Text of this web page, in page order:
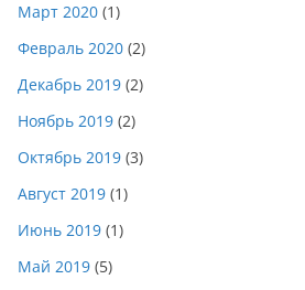
Март 2020 (1)
Февраль 2020 (2)
Декабрь 2019 (2)
Ноябрь 2019 (2)
Октябрь 2019 (3)
Август 2019 (1)
Июнь 2019 (1)
Май 2019 (5)